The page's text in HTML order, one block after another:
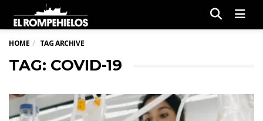
HOME TAG ARCHIVE
TAG: COVID-19